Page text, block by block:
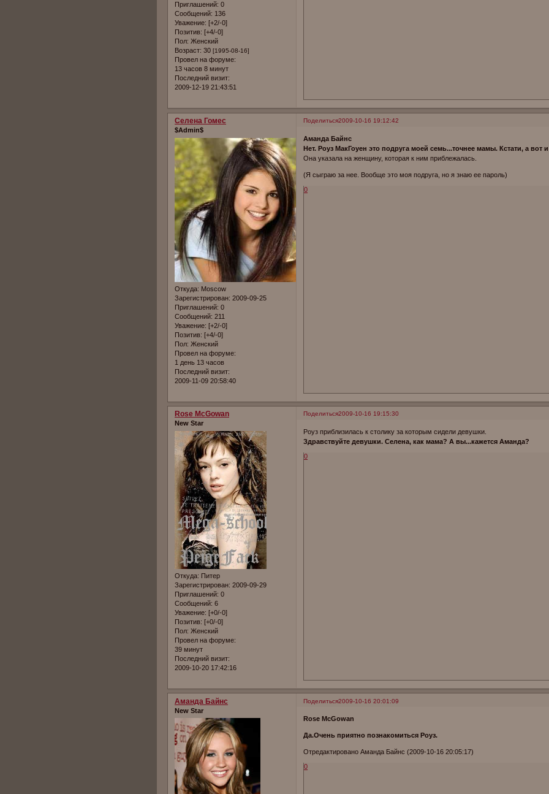
Приглашений: 0
Сообщений: 136
Уважение: [+2/-0]
Позитив: [+4/-0]
Пол: Женский
Возраст: 30 [1995-08-16]
Провел на форуме:
13 часов 8 минут
Последний визит:
2009-12-19 21:43:51
Поделиться2009-10-16 19:12:42
Селена Гомес
$Admin$
Откуда: Moscow
Зарегистрирован: 2009-09-25
Приглашений: 0
Сообщений: 211
Уважение: [+2/-0]
Позитив: [+4/-0]
Пол: Женский
Провел на форуме:
1 день 13 часов
Последний визит:
2009-11-09 20:58:40
Аманда Байнс
Нет. Роуз МакГоуен это подруга моей семь...точнее мамы. Кстати, а вот
Она указала на женщину, которая к ним приблежалась.
(Я сыграю за нее. Вообще это моя подруга, но я знаю ее пароль)
0
Поделиться2009-10-16 19:15:30
Rose McGowan
New Star
Откуда: Питер
Зарегистрирован: 2009-09-29
Приглашений: 0
Сообщений: 6
Уважение: [+0/-0]
Позитив: [+0/-0]
Пол: Женский
Провел на форуме:
39 минут
Последний визит:
2009-10-20 17:42:16
Роуз приблизилась к столику за которым сидели девушки.
Здравствуйте девушки. Селена, как мама? А вы...кажется Аманда?
0
Поделиться2009-10-16 20:01:09
Аманда Байнс
New Star
Rose McGowan
Да.Очень приятно познакомиться Роуз.
Отредактировано Аманда Байнс (2009-10-16 20:05:17)
0